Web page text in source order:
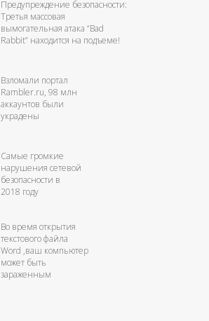
Предупреждение безопасности:
Третья массовая
вымогательная атака “Bad
Rabbit” находится на подъеме!
Взломали портал
Rambler.ru, 98 млн
аккаунтов были
украдены
Самые громкие
нарушения сетевой
безопасности в
2018 году
Во время открытия
текстового файла
Word ,ваш компьютер
может быть
зараженным